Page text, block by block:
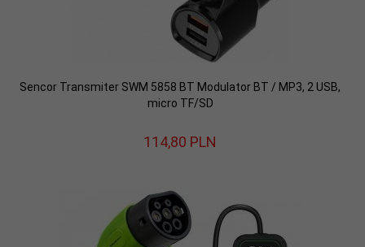
Sencor Transmiter SWM 5858 BT Modulator BT / MP3, 2 USB,
micro TF/SD
114,80 PLN